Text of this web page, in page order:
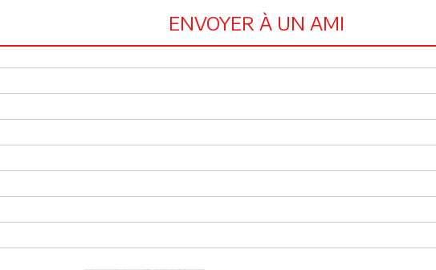
ENVOYER À UN AMI